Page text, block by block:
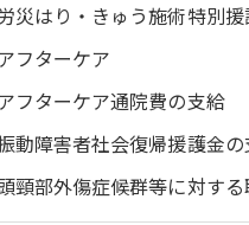
災はり・きゅう施術特別
フターケア
フターケア通院費の支給
動障害者社会復帰援護金
頸部外傷症候群等に対す